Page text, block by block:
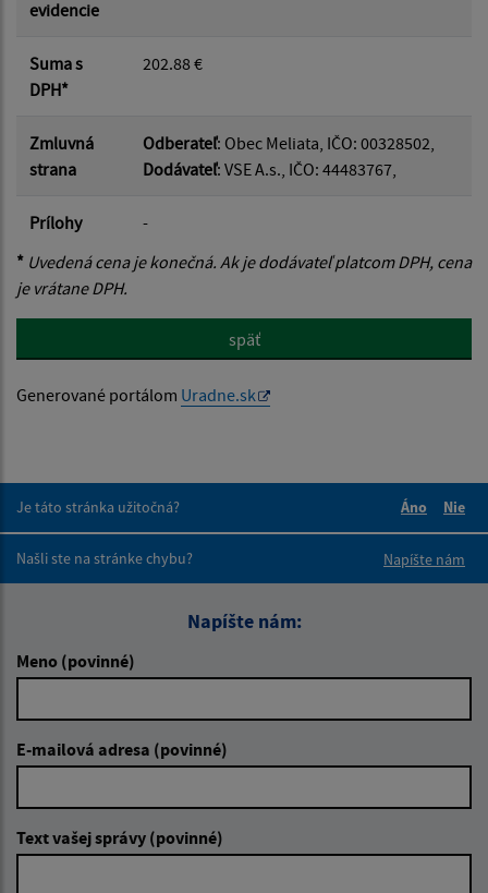
evidencie
Suma s
DPH*
202.88 €
Zmluvná
strana
Odberateľ: Obec Meliata, IČO: 00328502,
Dodávateľ: VSE A.s., IČO: 44483767,
Prílohy
-
* Uvedená cena je konečná. Ak je dodávateľ platcom DPH, cena
je vrátane DPH.
späť
Generované portálom Uradne.sk
Je táto stránka užitočná?
Áno
Nie
Našli ste na stránke chybu?
Napíšte nám
Napíšte nám:
Meno (povinné)
E-mailová adresa (povinné)
Text vašej správy (povinné)